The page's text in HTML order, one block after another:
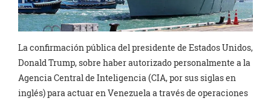
La confirmación pública del presidente de Estados Unidos,
Donald Trump, sobre haber autorizado personalmente a la
Agencia Central de Inteligencia (CIA, por sus siglas en
inglés) para actuar en Venezuela a través de operaciones